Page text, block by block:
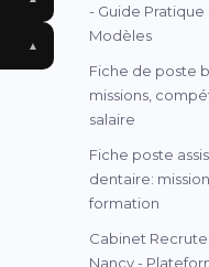
▲
- Guide Pratique
Modèles
Fiche de poste
missions,
salaire
Fiche poste
dentaire:
formation
Cabinet
Nancy -